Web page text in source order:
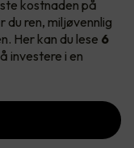
kostnaden på
ren, miljøvennlig
Her kan du lese 6
investere i en